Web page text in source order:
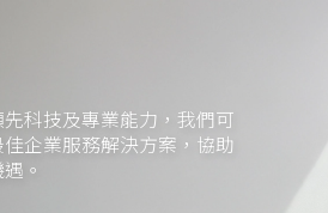
科技及專業能力，我們可
企業服務解決方案，協助
。